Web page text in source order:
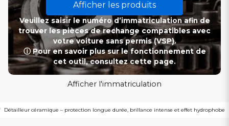
Afficher les produits
Veuillez saisir le numéro d’immatriculation afin de
trouver les pièces de rechange compatibles avec
votre voiture sans permis (VSP).
ⓘ Pour en savoir plus sur le fonctionnement de
cet outil, consultez cette page.
Afficher l'immatriculation
Détailleur céramique – protection longue durée, brillance intense et effet hydrophobe